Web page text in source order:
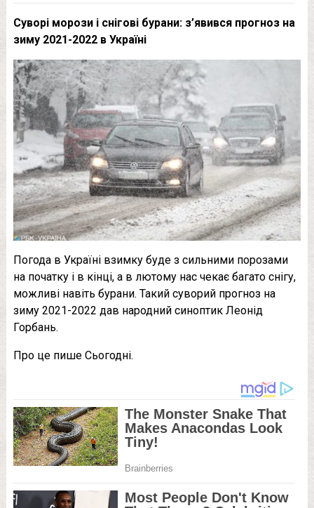
Суворі морози і снігові бурани: з’явився прогноз на
зиму 2021-2022 в Україні
Погода в Україні взимку буде з сильними порозами
на початку і в кінці, а в лютому нас чекає багато снігу,
можливі навіть бурани. Такий суворий прогноз на
зиму 2021-2022 дав народний синоптик Леонід
Горбань.
Про це пише Сьогодні.